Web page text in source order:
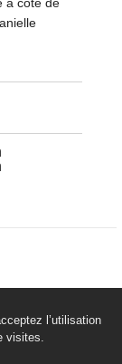
l’utilisation
visites.